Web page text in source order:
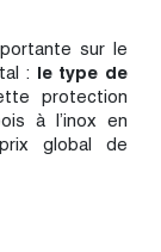
sur le
: le type de
protection
à l’inox en
global de